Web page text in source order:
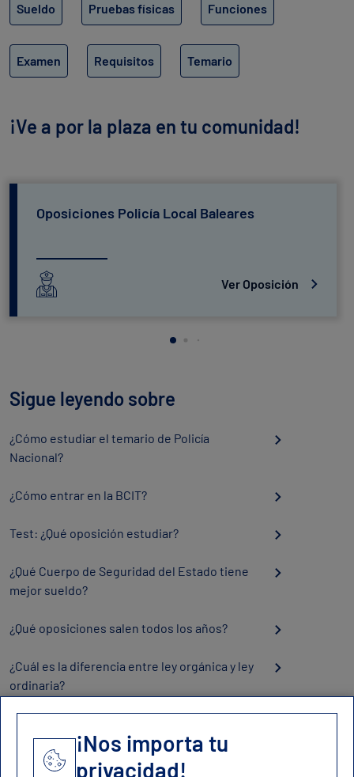
Sueldo Pruebas físicas Funciones
Examen Requisitos Temario
¡Ve a por la plaza en tu comunidad!
Oposiciones Policía Local Baleares
Ver Oposición
Sigue leyendo sobre
¿Cómo estudiar el temario de Policía
Nacional?
¿Cómo entrar en la BCIT?
Test: ¿Qué oposición estudiar?
¿Qué Cuerpo de Seguridad del Estado tiene
mejor sueldo?
¿Qué oposiciones salen todos los años?
¿Cuál es la diferencia entre ley orgánica y ley
ordinaria?
¡Nos importa tu
privacidad!